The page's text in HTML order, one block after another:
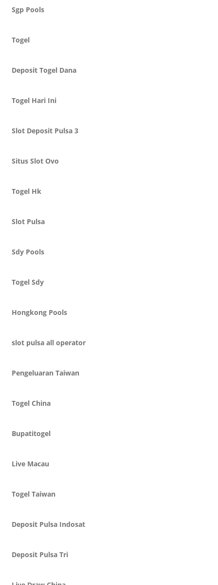
Sgp Pools
Togel
Deposit Togel Dana
Togel Hari Ini
Slot Deposit Pulsa 3
Situs Slot Ovo
Togel Hk
Slot Pulsa
Sdy Pools
Togel Sdy
Hongkong Pools
slot pulsa all operator
Pengeluaran Taiwan
Togel China
Bupatitogel
Live Macau
Togel Taiwan
Deposit Pulsa Indosat
Deposit Pulsa Tri